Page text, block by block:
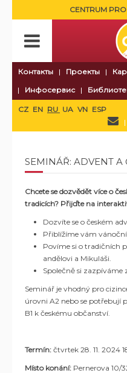
CENTRUM
Контакты Проекты
Инфосервис
CZ EN RU UA VN ESP
SEMINÁŘ: ADVENT A
Chcete se dozvědět více o
tradicích? Přijďte na
Dozvíte se o českém
Přiblížíme vám
Povíme si o tradičních
andělovi a Mikuláši.
Společně si zazpíváme
Seminář je vhodný pro
úrovni A2 nebo se potřebují
B1 k českému občanství.
Termín: čtvrtek 28. 11. 2024
Místo konání: Pernerova 10/